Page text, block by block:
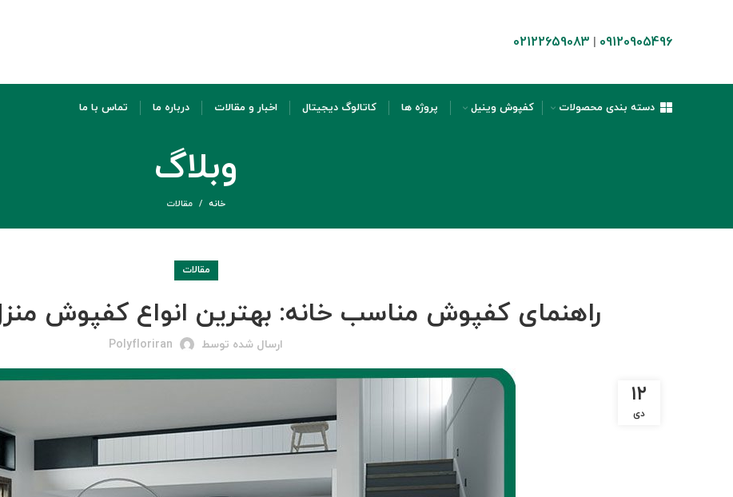
09120905496
02122659083
دسته بندی محصولات کفپوش وینیل پروژه ها کاتالوگ دیجیتال اخبار و مقالات درباره ما تماس با ما
وبلاگ
خانه مقالات
مقالات
راهنمای کفپوش مناسب خانه: بهترین انواع کفپوش منزل
ارسال شده توسط Polyfloriran
۱۲
دی